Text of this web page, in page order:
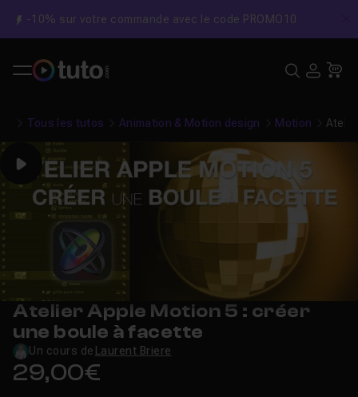
-10% sur votre commande avec le code PROMO10
Tous les tutos Animation & Motion design Motion
Play
Atelier Apple Motion 5 : créer
une boule à facette
Un cours de Laurent Briere
29,00€